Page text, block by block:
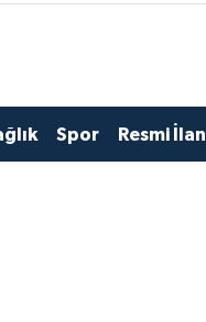
Spor Resmi İlan